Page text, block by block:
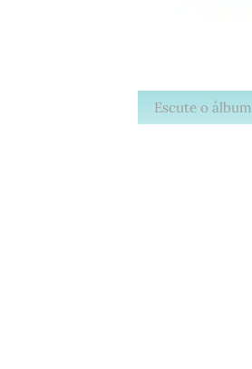
Escute o álbum